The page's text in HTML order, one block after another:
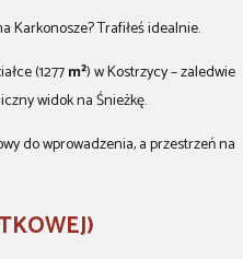
Karkonosze? Trafiłeś idealnie.
(1277m²) w Kostrzycy – zaledwie
widok na Śnieżkę.
do wprowadzenia, a przestrzeń na